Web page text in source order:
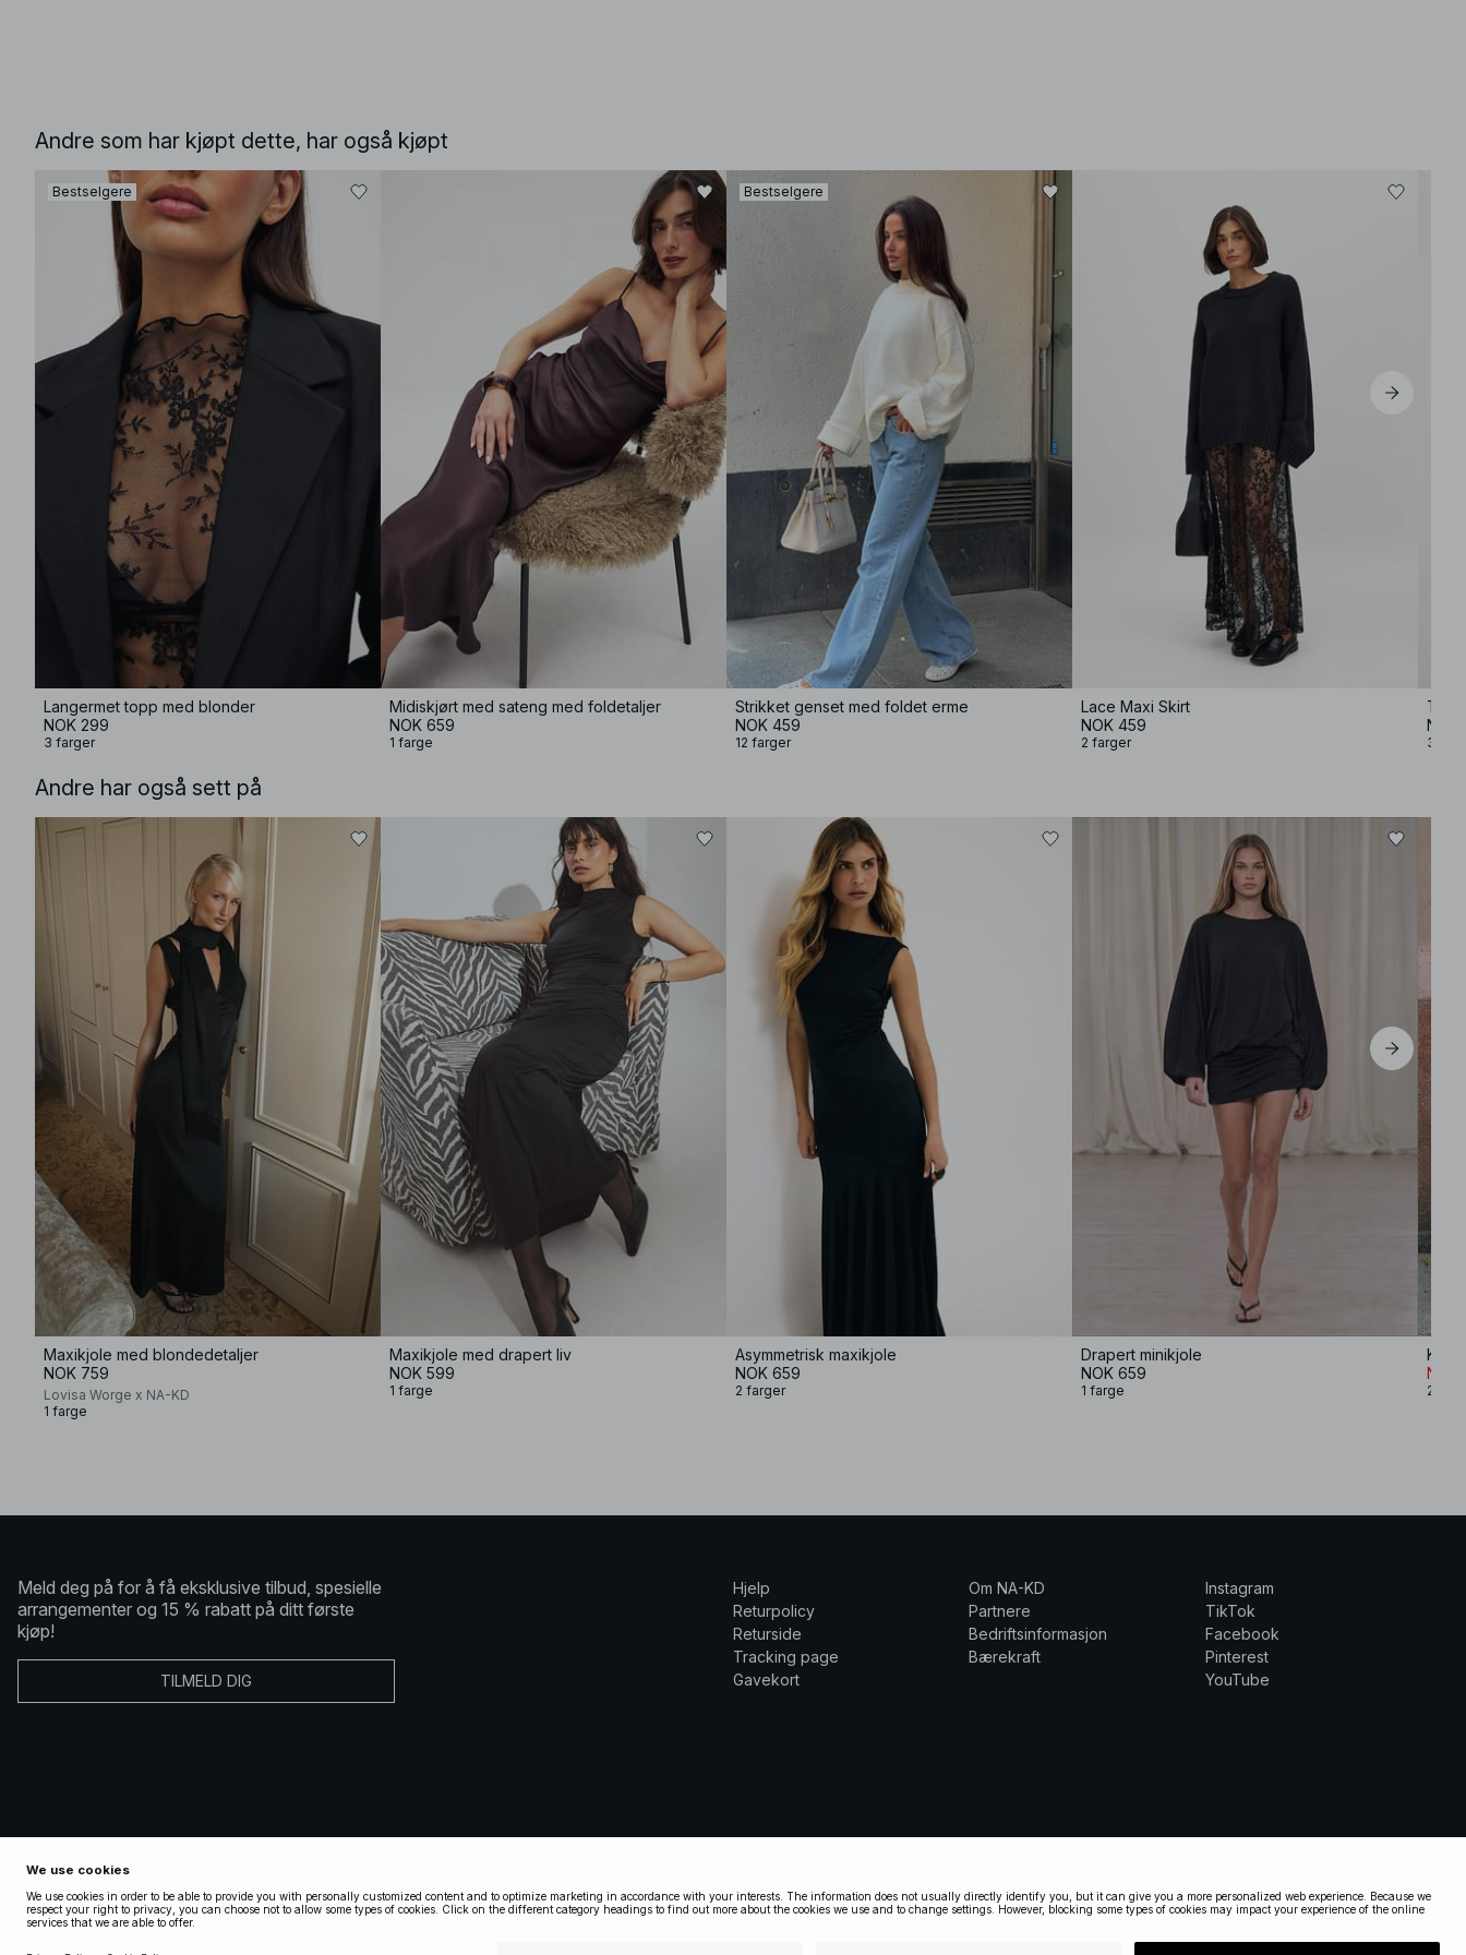
Andre som har kjøpt dette, har også kjøpt
Bestselgere
Langermet topp med blonder
NOK 299
3 farger
Midiskjørt med sateng med foldetaljer
NOK 659
1 farge
Bestselgere
Strikket genset med foldet erme
NOK 459
12 farger
Lace Maxi Skirt
NOK 459
2 farger
NOK
3
Andre har også sett på
Maxikjole med blondedetaljer
NOK 759
Lovisa Worge x NA-KD
1 farge
Maxikjole med drapert liv
NOK 599
1 farge
Asymmetrisk maxikjole
NOK 659
2 farger
Drapert minikjole
NOK 659
1 farge
NOK
2
Meld deg på for å få eksklusive tilbud, spesielle
arrangementer og 15 % rabatt på ditt første
kjøp!
TILMELD DIG
Hjelp
Returpolicy
Returside
Tracking page
Gavekort
Om NA-KD
Partnere
Bedriftsinformasjon
Bærekraft
Instagram
TikTok
Facebook
Pinterest
YouTube
Copyright 2025 Nakdcom One World AB